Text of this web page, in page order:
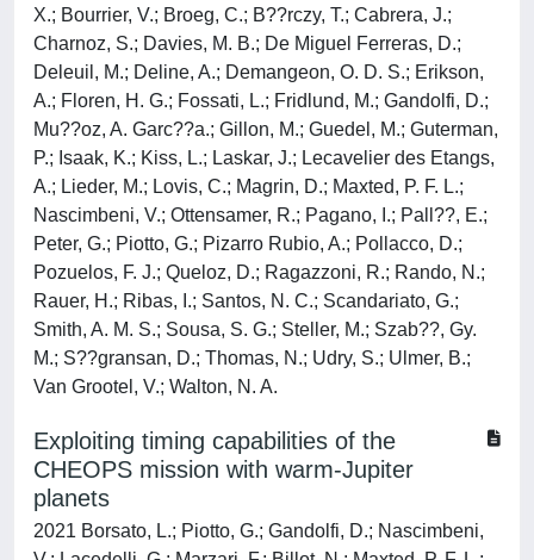
X.; Bourrier, V.; Broeg, C.; B??rczy, T.; Cabrera, J.;
Charnoz, S.; Davies, M. B.; De Miguel Ferreras, D.;
Deleuil, M.; Deline, A.; Demangeon, O. D. S.; Erikson,
A.; Floren, H. G.; Fossati, L.; Fridlund, M.; Gandolfi, D.;
Mu??oz, A. Garc??a.; Gillon, M.; Guedel, M.; Guterman,
P.; Isaak, K.; Kiss, L.; Laskar, J.; Lecavelier des Etangs,
A.; Lieder, M.; Lovis, C.; Magrin, D.; Maxted, P. F. L.;
Nascimbeni, V.; Ottensamer, R.; Pagano, I.; Pall??, E.;
Peter, G.; Piotto, G.; Pizarro Rubio, A.; Pollacco, D.;
Pozuelos, F. J.; Queloz, D.; Ragazzoni, R.; Rando, N.;
Rauer, H.; Ribas, I.; Santos, N. C.; Scandariato, G.;
Smith, A. M. S.; Sousa, S. G.; Steller, M.; Szab??, Gy.
M.; S??gransan, D.; Thomas, N.; Udry, S.; Ulmer, B.;
Van Grootel, V.; Walton, N. A.
Exploiting timing capabilities of the
CHEOPS mission with warm-Jupiter
planets
2021 Borsato, L.; Piotto, G.; Gandolfi, D.; Nascimbeni,